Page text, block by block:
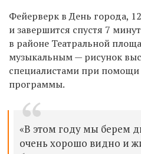
Фейерверк в День города,
и завершится спустя 7
в районе Театральной
музыкальным — рисунок
специалистами при помощи
программы.
«В этом году мы берем
очень хорошо видно и